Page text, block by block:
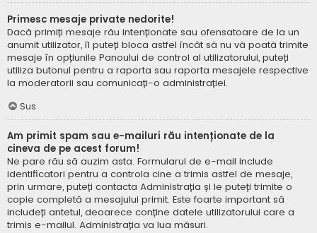
Primesc mesaje private nedorite!
Dacă primiți mesaje rău intenționate sau ofensatoare de la un
anumit utilizator, îl puteți bloca astfel încât să nu vă poată trimite
mesaje în opțiunile Panoului de control al utilizatorului, puteți
utiliza butonul pentru a raporta sau raporta mesajele respective
la moderatorii sau comunicați-o administrației.
Sus
Am primit spam sau e-mailuri rău intenționate de la
cineva de pe acest forum!
Ne pare rău să auzim asta. Formularul de e-mail include
identificatori pentru a controla cine a trimis astfel de mesaje,
prin urmare, puteți contacta Administrația și le puteți trimite o
copie completă a mesajului primit. Este foarte important să
includeți antetul, deoarece conține datele utilizatorului care a
trimis e-mailul. Administrația va lua măsuri.